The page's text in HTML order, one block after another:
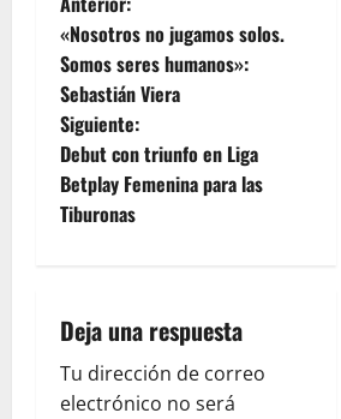
«Nosotros no jugamos solos.
Somos seres humanos»:
Sebastián Viera
Siguiente:
Debut con triunfo en Liga
Betplay Femenina para las
Tiburonas
Deja una respuesta
Tu dirección de correo
electrónico no será